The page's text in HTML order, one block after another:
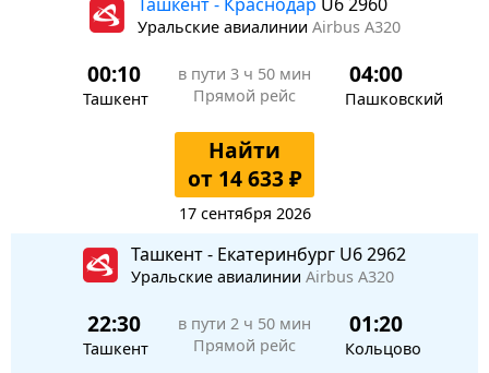
Уральские авиалинии Airbus A320
00:10
Ташкент
в пути 3 ч 50 мин
Прямой рейс
04:00
Пашковский
Найти
от 14 633 ₽
17 сентября 2026
Ташкент - Екатеринбург U6 2962
Уральские авиалинии Airbus A320
22:30
Ташкент
в пути 2 ч 50 мин
Прямой рейс
01:20
Кольцово